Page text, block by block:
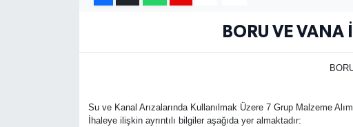
BORU VE VANA
Su ve Kanal Arızalarında Kullanılmak Üzere 7 Grup Malzeme
İhaleye ilişkin ayrıntılı bilgiler aşağıda yer almaktadır:
Resmi İlanlar
Tüm Manşetler